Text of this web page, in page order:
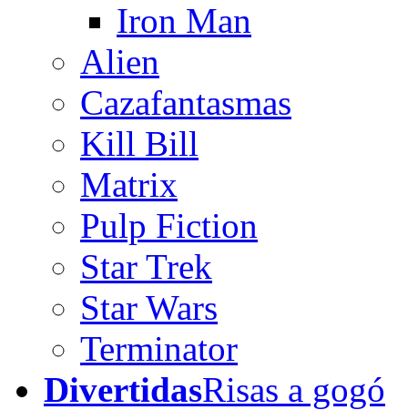
Iron Man
Alien
Cazafantasmas
Kill Bill
Matrix
Pulp Fiction
Star Trek
Star Wars
Terminator
DivertidasRisas a gogó